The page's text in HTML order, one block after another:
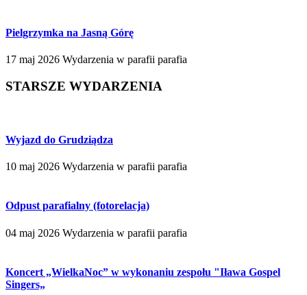
Pielgrzymka na Jasną Górę
17 maj 2026 Wydarzenia w parafii parafia
STARSZE WYDARZENIA
Wyjazd do Grudziądza
10 maj 2026 Wydarzenia w parafii parafia
Odpust parafialny (fotorelacja)
04 maj 2026 Wydarzenia w parafii parafia
Koncert „WielkaNoc” w wykonaniu zespołu "Iława Gospel
Singers„